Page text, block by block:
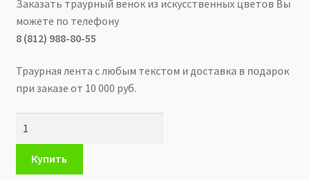
О КОМПАНИИ
КОНТАКТЫ
Заказать траурный венок из искусственных цветов Вы
можете по телефону
8 (812) 988-80-55
Траурная лента с любым текстом и доставка в подарок
при заказе от 10 000 руб.
искусственных
Купить